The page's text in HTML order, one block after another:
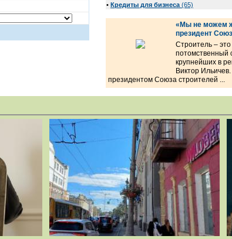
• Кредиты для бизнеса (65)
«Мы не можем
президент
Строитель –
потомственный
крупнейших в
Виктор
президентом Союза строителей ...